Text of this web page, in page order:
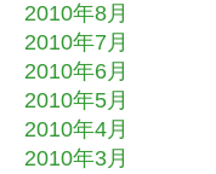
2010年8月
2010年7月
2010年6月
2010年5月
2010年4月
2010年3月